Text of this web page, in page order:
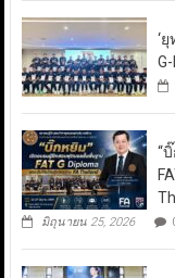
‘
“
มิถุนายน 25, 2026